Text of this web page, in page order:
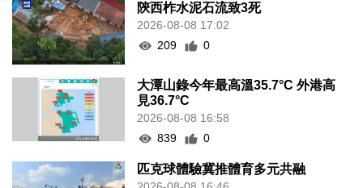
陝西柞水泥石流致3死
2026-08-08 17:02
209
0
大潭山錄今年最高溫35.7°C 外港高
見36.7°C
2026-08-08 16:58
839
0
匹克球體驗冀推體育多元共融